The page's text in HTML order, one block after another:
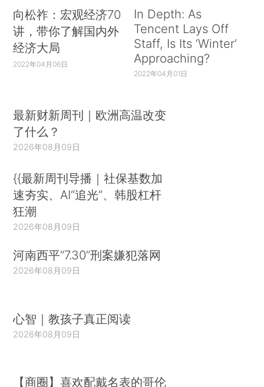
向松祚：宏观经济70
讲，带你了解国内外
经济大局
2022年04月06日
In Depth: As
Tencent Lays Off
Staff, Is Its ‘Winter’
Approaching?
2022年04月01日
最新财新周刊｜欧洲高温改变
了什么？
2026年08月09日
{{最新周刊导播｜社保基数加
速夯实、AI“追光”、韩股杠杆
狂潮
2026年08月09日
河南西平“7.30”刑案嫌犯落网
2026年08月09日
心智｜教孩子真正阅读
2026年08月09日
【商圈】喜欢配戴名表的哥伦